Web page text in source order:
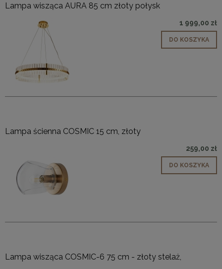
Lampa wisząca AURA 85 cm złoty połysk
1 999,00 zł
DO KOSZYKA
Lampa ścienna COSMIC 15 cm, złoty
259,00 zł
DO KOSZYKA
Lampa wisząca COSMIC-6 75 cm - złoty stelaż,